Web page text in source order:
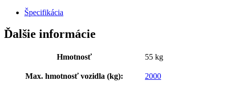
Špecifikácia
Ďalšie informácie
Hmotnosť 55 kg
Max. hmotnosť vozidla (kg): 2000